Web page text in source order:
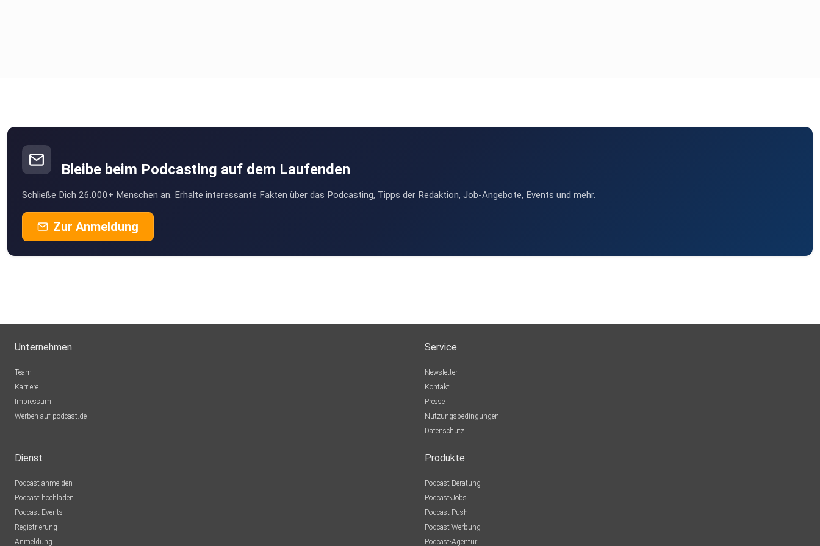
Bleibe beim Podcasting auf dem Laufenden
Schließe Dich 26.000+ Menschen an. Erhalte interessante Fakten über das Podcasting, Tipps der Redaktion, Job-Angebote, Events und mehr.
Zur Anmeldung
Unternehmen
Team
Karriere
Impressum
Werben auf podcast.de
Service
Newsletter
Kontakt
Presse
Nutzungsbedingungen
Datenschutz
Dienst
Podcast anmelden
Podcast hochladen
Podcast-Events
Registrierung
Anmeldung
Produkte
Podcast-Beratung
Podcast-Jobs
Podcast-Push
Podcast-Werbung
Podcast-Agentur